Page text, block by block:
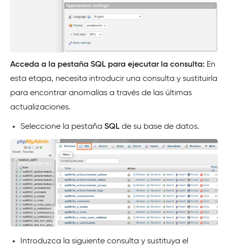
Acceda a la pestaña SQL para ejecutar la consulta: En
esta etapa, necesita introducir una consulta y sustituirla
para encontrar anomalías a través de las últimas
actualizaciones.
Seleccione la pestaña SQL de su base de datos.
Introduzca la siguiente consulta y sustituya el